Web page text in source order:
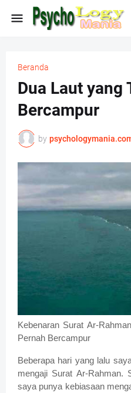
Beranda
Dua Laut yang
Bercampur
by
Kebenaran Surat Ar-
Pernah Bercampur
Beberapa hari yang lalu
mengaji Surat Ar-Rahman.
saya punya kebiasaan